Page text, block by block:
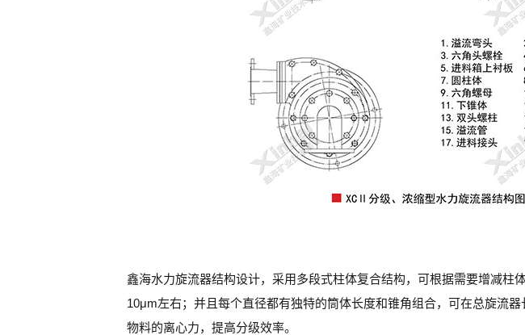
鑫海水力旋流器结构设计，采用多段式柱体复合结构，可根据需要增减柱
10μm左右；并且每个直径都有独特的筒体长度和锥角组合，可在总旋流
物料的离心力，提高分级效率。